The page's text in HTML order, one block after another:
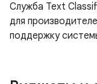
Служба Text
для
поддержку